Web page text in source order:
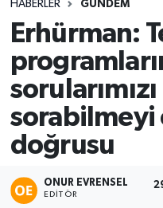
HABERLER GÜNDEM
Erhürman:
sorabilmeyi
doğrusu
ONUR EVRENSEL
EDITÖR